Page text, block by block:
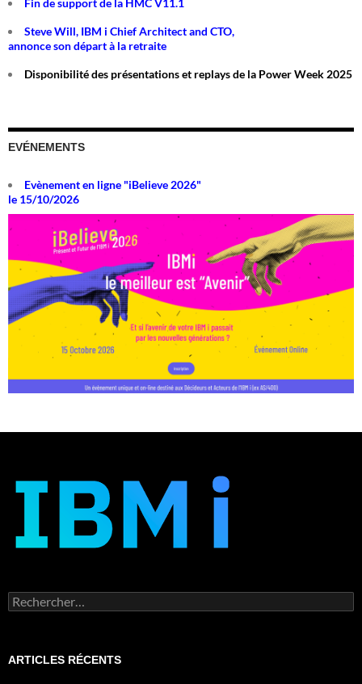
Fin de support de la HMC V11.1
Steve Will, IBM i Chief Architect and CTO,
annonce son départ à la retraite
Disponibilité des présentations et replays de la Power Week 2025
EVÉNEMENTS
Evènement en ligne "iBelieve 2026"
le 15/10/2026
Rechercher :
ARTICLES RÉCENTS